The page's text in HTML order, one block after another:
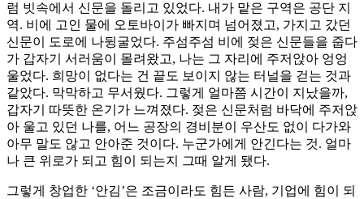
럼 빗속에서 신문을 돌리고 있었다. 내가 맡은 구역은 공단 지
역. 비에 고인 물에 오토바이가 빠지며 넘어졌고, 가지고 갔던
신문이 도로에 나뒹굴었다. 주섬주섬 비에 젖은 신문들을 줍다
가 갑자기 서러움이 몰려왔고, 나는 그 자리에 주저앉아 엉엉
울었다. 희망이 없다는 건 끝도 보이지 않는 터널을 걷는 것과
같았다. 막막하고 무서웠다. 그렇게 얼마쯤 시간이 지났을까,
갑자기 따뜻한 온기가 느껴졌다. 젖은 신문처럼 바닥에 주저앉
아 울고 있던 나를, 어느 공장의 경비분이 우산도 없이 다가와
아무 말도 않고 안아준 것이다. 누군가에게 안긴다는 것. 얼마
나 큰 위로가 되고 힘이 되는지 그때 알게 됐다.
그렇게 창업한 ‘안김’은 조금이라도 힘든 사람, 기업에 힘이 되